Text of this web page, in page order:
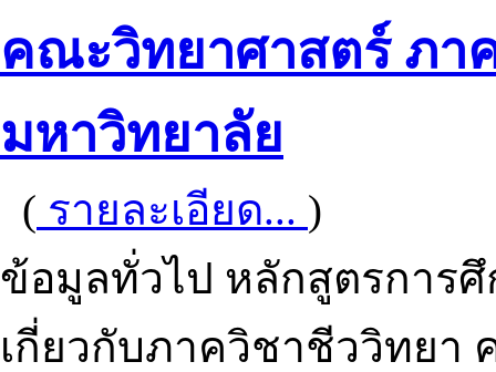
คณะวิทยาศาสตร์ ภา
มหาวิทยาลัย
( รายละเอียด... )
ข้อมูลทั่วไป หลักสูตรการ
เกี่ยวกับภาควิชาชีววิทยา